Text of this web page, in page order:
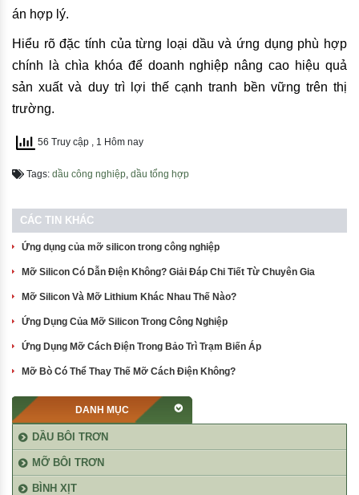
án hợp lý.
Hiểu rõ đặc tính của từng loại dầu và ứng dụng phù hợp
chính là chìa khóa để doanh nghiệp nâng cao hiệu quả
sản xuất và duy trì lợi thế cạnh tranh bền vững trên thị
trường.
56 Truy cập , 1 Hôm nay
Tags: dầu công nghiệp, dầu tổng hợp
CÁC TIN KHÁC
Ứng dụng của mỡ silicon trong công nghiệp
Mỡ Silicon Có Dẫn Điện Không? Giải Đáp Chi Tiết Từ Chuyên Gia
Mỡ Silicon Và Mỡ Lithium Khác Nhau Thế Nào?
Ứng Dụng Của Mỡ Silicon Trong Công Nghiệp
Ứng Dụng Mỡ Cách Điện Trong Bảo Trì Trạm Biến Áp
Mỡ Bò Có Thể Thay Thế Mỡ Cách Điện Không?
DANH MỤC
DẦU BÔI TRƠN
MỠ BÔI TRƠN
BÌNH XỊT